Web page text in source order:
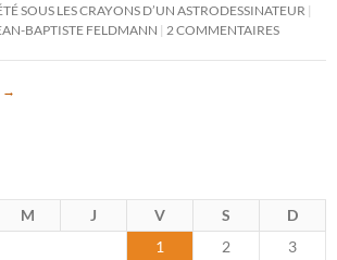
SOUS LES CRAYONS D’UN ASTRODESSINATEUR
BAPTISTE FELDMANN 2 COMMENTAIRES
→
M J V S
D
1
2
3